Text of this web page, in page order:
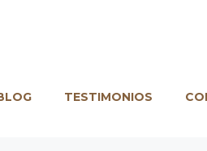
TESTIMONIOS